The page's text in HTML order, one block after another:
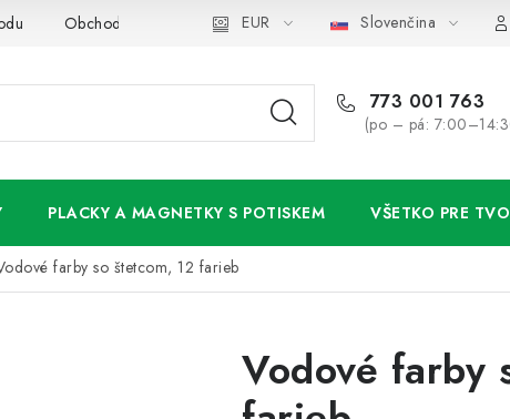
Obchodné podmienky Podmienky ochrany osobných údajov
EUR Slovenčina
773 001 763
(po – pá:
PLACKY A MAGNETKY S POTISKEM VŠETKO PRE
farby so štetcom, 12 farieb
Vodové farby